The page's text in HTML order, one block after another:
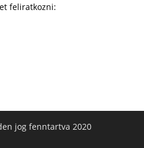
feliratkozni:
jog fenntartva 2020